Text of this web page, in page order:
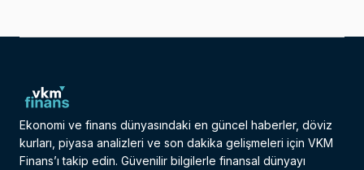
Ekonomi ve finans dünyasındaki en güncel haberler, döviz
kurları, piyasa analizleri ve son dakika gelişmeleri için VKM
Finans’ı takip edin. Güvenilir bilgilerle finansal dünyayı